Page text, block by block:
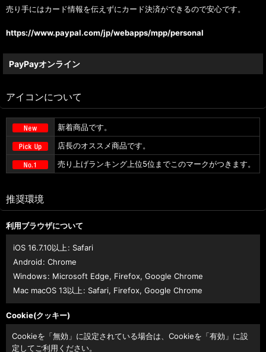
売り手にはカード情報を伝えずにカード決済ができるので安心です。
https://www.paypal.com/jp/webapps/mpp/personal
PayPayオンライン
アイコンについて
新着商品です。
店長のオススメ商品です。
売り上げランキング上位5位までこのマークがつきます。
推奨環境
利用ブラウザについて
iOS 16.7.10以上: Safari
Android: Chrome
Windows: Microsoft Edge, Firefox, Google Chrome
Mac macOS 13以上: Safari, Firefox, Google Chrome
Cookie(クッキー)
Cookieを「無効」に設定されている場合は、Cookieを「有効」に設
定してご利用ください。